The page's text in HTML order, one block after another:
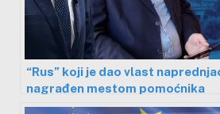
“Rus” koji je dao vlast
nagrađen mestom pomoćnika
gradonačelnika Niša